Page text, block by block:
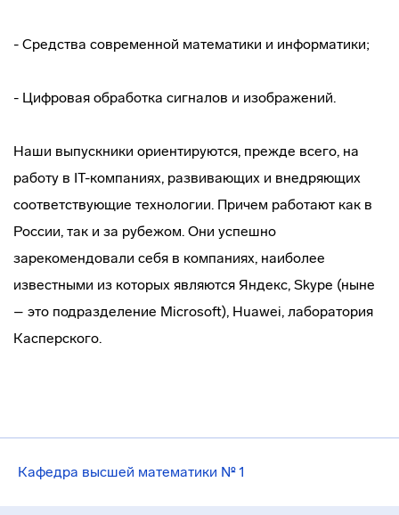
Кафедра высшей математики № 1
- Средства современной математики и информатики;
- Цифровая обработка сигналов и изображений.
Наши выпускники ориентируются, прежде всего, на
работу в IT-компаниях, развивающих и внедряющих
соответствующие технологии. Причем работают как в
России, так и за рубежом. Они успешно
зарекомендовали себя в компаниях, наиболее
известными из которых являются Яндекс, Skype (ныне
– это подразделение Microsoft), Huawei, лаборатория
Касперского.